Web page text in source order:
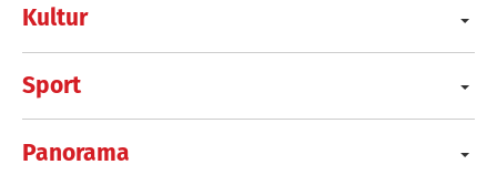
Kultur
Sport
Panorama